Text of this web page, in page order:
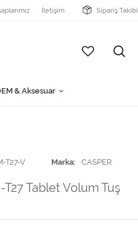
İletişim Sipariş Takibi
& Aksesuar
T27-V Marka CASPER
Tablet Volum Tuş